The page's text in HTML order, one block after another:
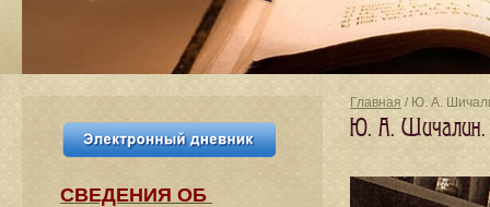
Главная / Ю. А.
Ю. А. Шичалин.
СВЕДЕНИЯ​ ОБ